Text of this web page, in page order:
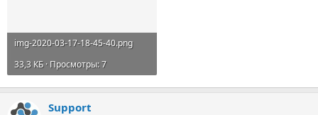
img-2020-03-17-18-45-40.png
33,3 КБ · Просмотры: 7
Support